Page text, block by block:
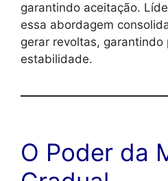
garantindo aceitação.
essa abordagem
gerar revoltas,
estabilidade.
O Poder da